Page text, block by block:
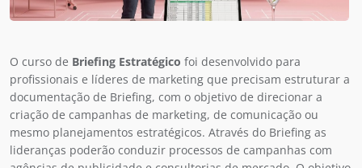
O curso de Briefing Estratégico foi desenvolvido para
profissionais e líderes de marketing que precisam estruturar a
documentação de Briefing, com o objetivo de direcionar a
criação de campanhas de marketing, de comunicação ou
mesmo planejamentos estratégicos. Através do Briefing as
lideranças poderão conduzir processos de campanhas com